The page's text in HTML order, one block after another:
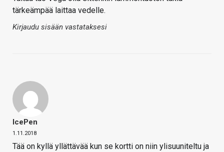
tärkeämpää laittaa vedelle.
Kirjaudu sisään vastataksesi
IcePen
1.11.2018
Tää on kyllä yllättävää kun se kortti on niin ylisuuniteltu ja